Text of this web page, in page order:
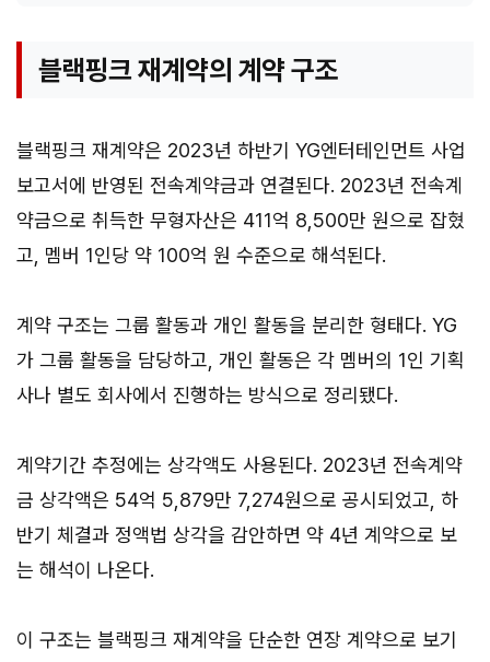
블랙핑크 재계약의 계약 구조
블랙핑크 재계약은 2023년 하반기 YG엔터테인먼트 사업
보고서에 반영된 전속계약금과 연결된다. 2023년 전속계
약금으로 취득한 무형자산은 411억 8,500만 원으로 잡혔
고, 멤버 1인당 약 100억 원 수준으로 해석된다.
계약 구조는 그룹 활동과 개인 활동을 분리한 형태다. YG
가 그룹 활동을 담당하고, 개인 활동은 각 멤버의 1인 기획
사나 별도 회사에서 진행하는 방식으로 정리됐다.
계약기간 추정에는 상각액도 사용된다. 2023년 전속계약
금 상각액은 54억 5,879만 7,274원으로 공시되었고, 하
반기 체결과 정액법 상각을 감안하면 약 4년 계약으로 보
는 해석이 나온다.
이 구조는 블랙핑크 재계약을 단순한 연장 계약으로 보기